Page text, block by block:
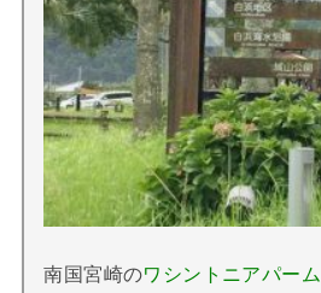
南国宮崎のワシントニアパーム